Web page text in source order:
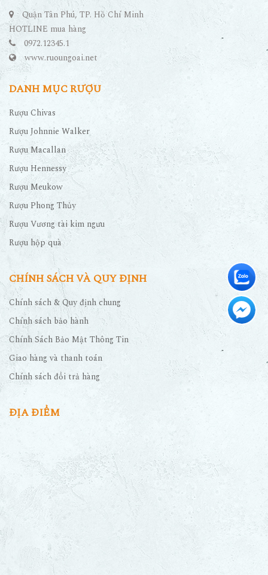
Quận Tân Phú, TP. Hồ Chí Minh
HOTLINE mua hàng
0972.12345.1
www.ruoungoai.net
DANH MỤC RƯỢU
Rượu Chivas
Rượu Johnnie Walker
Rượu Macallan
Rượu Hennessy
Rượu Meukow
Rượu Phong Thủy
Rượu Vương tài kim ngưu
Rượu hộp quà
CHÍNH SÁCH VÀ QUY ĐỊNH
Chính sách & Quy định chung
Chính sách bảo hành
Chính Sách Bảo Mật Thông Tin
Giao hàng và thanh toán
Chính sách đổi trả hàng
ĐỊA ĐIỂM